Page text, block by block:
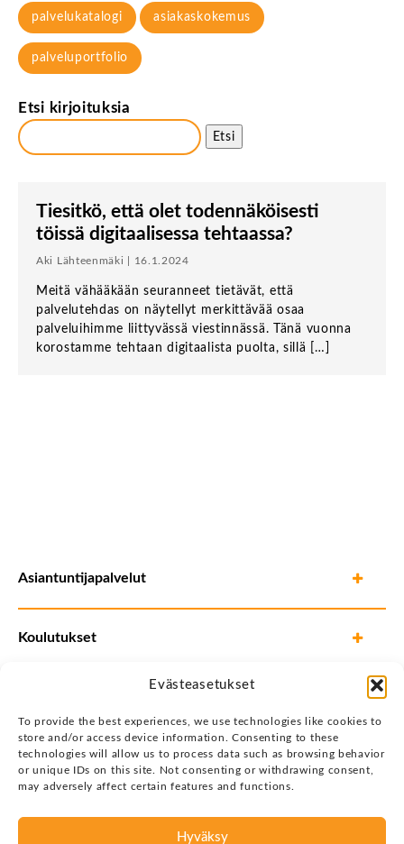
Evästeasetukset
To provide the best experiences, we use technologies like cookies to
store and/or access device information. Consenting to these
technologies will allow us to process data such as browsing behavior
or unique IDs on this site. Not consenting or withdrawing consent,
may adversely affect certain features and functions.
Hyväksy
palvelukatalogi asiakaskokemus
palveluportfolio
Etsi kirjoituksia
Etsi
Tiesitkö, että olet todennäköisesti
töissä digitaalisessa tehtaassa?
Aki Lähteenmäki | 16.1.2024
Meitä vähääkään seuranneet tietävät, että
palvelutehdas on näytellyt merkittävää osaa
palveluihimme liittyvässä viestinnässä. Tänä vuonna
korostamme tehtaan digitaalista puolta, sillä […]
Asiantuntijapalvelut
Koulutukset